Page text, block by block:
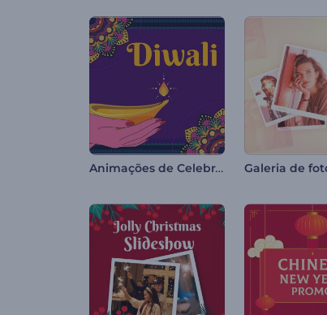
Animações de Celebração do Diwali